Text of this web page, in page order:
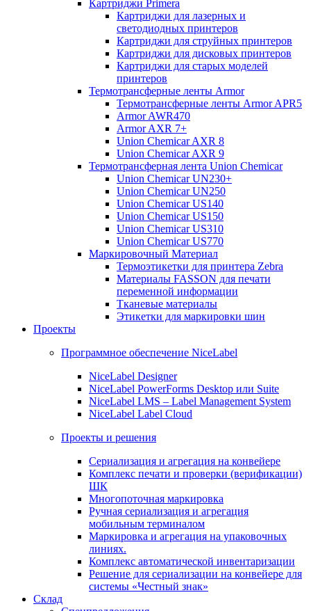
Картриджи Primera
Картриджи для лазерных и
светодиодных принтеров
Картриджи для струйных принтеров
Картриджи для дисковых принтеров
Картриджи для старых моделей
принтеров
Термотрансферные ленты Armor
Термотрансферные ленты Armor APR5
Armor AWR470
Armor AXR 7+
Union Chemicar AXR 8
Union Chemicar AXR 9
Термотрансферная лента Union Chemicar
Union Chemicar UN230+
Union Chemicar UN250
Union Chemicar US140
Union Chemicar US150
Union Chemicar US310
Union Chemicar US770
Маркировочный Материал
Термоэтикетки для принтера Zebra
Материалы FASSON для печати
переменной информации
Тканевые материалы
Этикетки для маркировки шин
Проекты
Программное обеспечение NiceLabel
NiceLabel Designer
NiceLabel PowerForms Desktop или Suite
NiceLabel LMS – Label Management System
NiceLabel Label Cloud
Проекты и решения
Сериализация и агрегация на конвейере
Комплекс печати и проверки (верификации)
ШК
Многопоточная маркировка
Ручная сериализация и агрегация
мобильным терминалом
Маркировка и агрегация на упаковочных
линиях.
Комплекс автоматической инвентаризации
Решение для сериализации на конвейере для
системы «Честный знак»
Склад